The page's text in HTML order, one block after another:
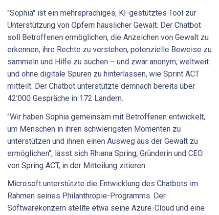
"Sophia" ist ein mehrsprachiges, KI-gestütztes Tool zur
Unterstützung von Opfern häuslicher Gewalt. Der Chatbot
soll Betroffenen ermöglichen, die Anzeichen von Gewalt zu
erkennen, ihre Rechte zu verstehen, potenzielle Beweise zu
sammeln und Hilfe zu suchen – und zwar anonym, weltweit
und ohne digitale Spuren zu hinterlassen, wie Sprint ACT
mitteilt. Der Chatbot unterstützte demnach bereits über
42'000 Gespräche in 172 Ländern.
"Wir haben Sophia gemeinsam mit Betroffenen entwickelt,
um Menschen in ihren schwierigsten Momenten zu
unterstützen und ihnen einen Ausweg aus der Gewalt zu
ermöglichen", lässt sich Rhiana Spring, Gründerin und CEO
von Spring ACT, in der Mitteilung zitieren.
Microsoft unterstützte die Entwicklung des Chatbots im
Rahmen seines Philanthropie-Programms. Der
Softwarekonzern stellte etwa seine Azure-Cloud und eine